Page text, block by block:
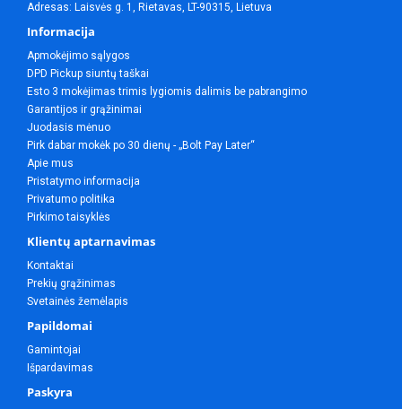
Adresas: Laisvės g. 1, Rietavas, LT-90315, Lietuva
Informacija
Apmokėjimo sąlygos
DPD Pickup siuntų taškai
Esto 3 mokėjimas trimis lygiomis dalimis be pabrangimo
Garantijos ir grąžinimai
Juodasis mėnuo
Pirk dabar mokėk po 30 dienų - „Bolt Pay Later“
Apie mus
Pristatymo informacija
Privatumo politika
Pirkimo taisyklės
Klientų aptarnavimas
Kontaktai
Prekių grąžinimas
Svetainės žemėlapis
Papildomai
Gamintojai
Išpardavimas
Paskyra